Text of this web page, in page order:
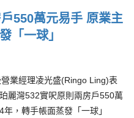
550萬元易手 原業主
「一球」
業經理凌光盛(Ringo Ling)表
麗灣532實呎原則兩房戶550萬
，轉手帳面蒸發「一球」